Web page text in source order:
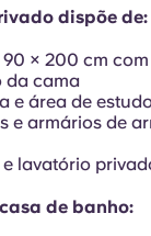
dispõe de:
× 200 cm
da cama
e área de
e armários de
lavatório
de banho: